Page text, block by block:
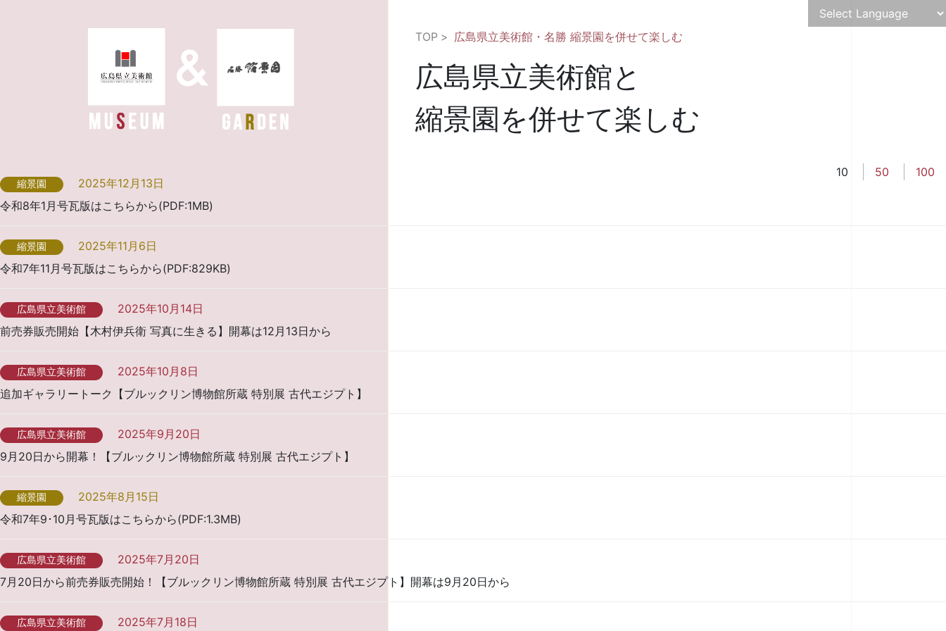
TOP 広島県立美術館・名勝 縮景園を併せて楽しむ
広島県立美術館と
縮景園を併せて楽しむ
10 50 100
縮景園
2025年12月13日
令和8年1月号瓦版はこちらから(PDF:1MB)
縮景園
2025年11月6日
令和7年11月号瓦版はこちらから(PDF:829KB)
広島県立美術館
2025年10月14日
前売券販売開始【木村伊兵衛 写真に生きる】開幕は12月13日から
広島県立美術館
2025年10月8日
追加ギャラリートーク【ブルックリン博物館所蔵 特別展 古代エジプト】
広島県立美術館
2025年9月20日
9月20日から開幕！【ブルックリン博物館所蔵 特別展 古代エジプト】
縮景園
2025年8月15日
令和7年9･10月号瓦版はこちらから(PDF:1.3MB)
広島県立美術館
2025年7月20日
7月20日から前売券販売開始！【ブルックリン博物館所蔵 特別展 古代エジプト】開幕は9月20日から
広島県立美術館 2025年7月18日